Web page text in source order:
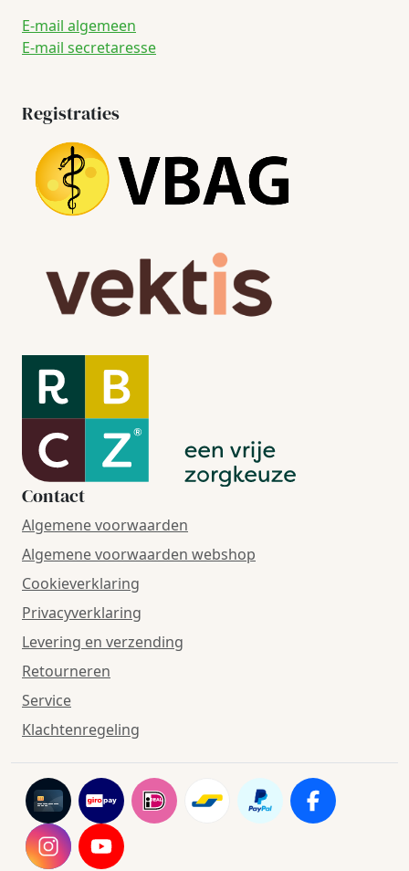
E-mail algemeen
E-mail secretaresse
Registraties
Contact
Algemene voorwaarden
Algemene voorwaarden webshop
Cookieverklaring
Privacyverklaring
Levering en verzending
Retourneren
Service
Klachtenregeling